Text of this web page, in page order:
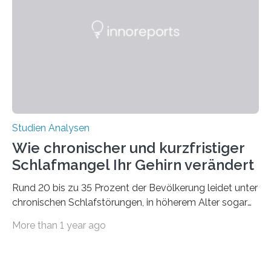
derzeitigen Verbreitungsgebiets bis zum Jahr 2100
Studien Analysen
Wie chronischer und kurzfristiger
Schlafmangel Ihr Gehirn verändert
Rund 20 bis zu 35 Prozent der Bevölkerung leidet unter
chronischen Schlafstörungen, in höherem Alter sogar
Erwachsene kennt zudem ein kurzfristiges Schlafdefizit:
More than 1 year ago